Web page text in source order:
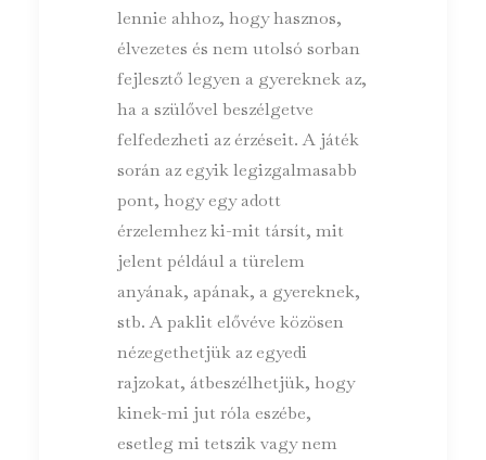
lennie ahhoz, hogy hasznos,
élvezetes és nem utolsó sorban
fejlesztő legyen a gyereknek az,
ha a szülővel beszélgetve
felfedezheti az érzéseit. A játék
során az egyik legizgalmasabb
pont, hogy egy adott
érzelemhez ki-mit társít, mit
jelent például a türelem
anyának, apának, a gyereknek,
stb. A paklit elővéve közösen
nézegethetjük az egyedi
rajzokat, átbeszélhetjük, hogy
kinek-mi jut róla eszébe,
esetleg mi tetszik vagy nem